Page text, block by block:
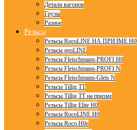
Детали вагонов
Грузы
Разное
Рельсы
Рельсы RocoLINE НА ПРИЗМЕ H0
Рельсы geoLINE
Рельсы Fleischmann-PROFI H0
Рельсы Fleischmann-PROFI N
Рельсы Fleischmann-Gleis N
Рельсы Tillig TT
Рельсы Tillig TT на призме
Рельсы Tillig Elite H0
Рельсы RocoLINE H0
Рельсы Roco H0e